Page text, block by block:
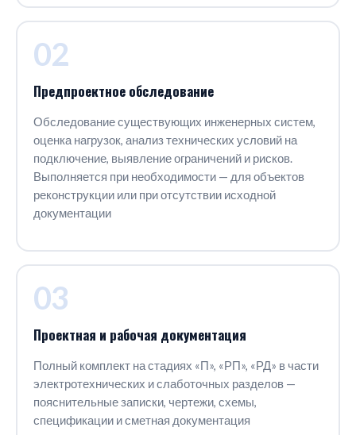
02
Предпроектное обследование
Обследование существующих инженерных систем,
оценка нагрузок, анализ технических условий на
подключение, выявление ограничений и рисков.
Выполняется при необходимости — для объектов
реконструкции или при отсутствии исходной
документации
03
Проектная и рабочая документация
Полный комплект на стадиях «П», «РП», «РД» в части
электротехнических и слаботочных разделов —
пояснительные записки, чертежи, схемы,
спецификации и сметная документация